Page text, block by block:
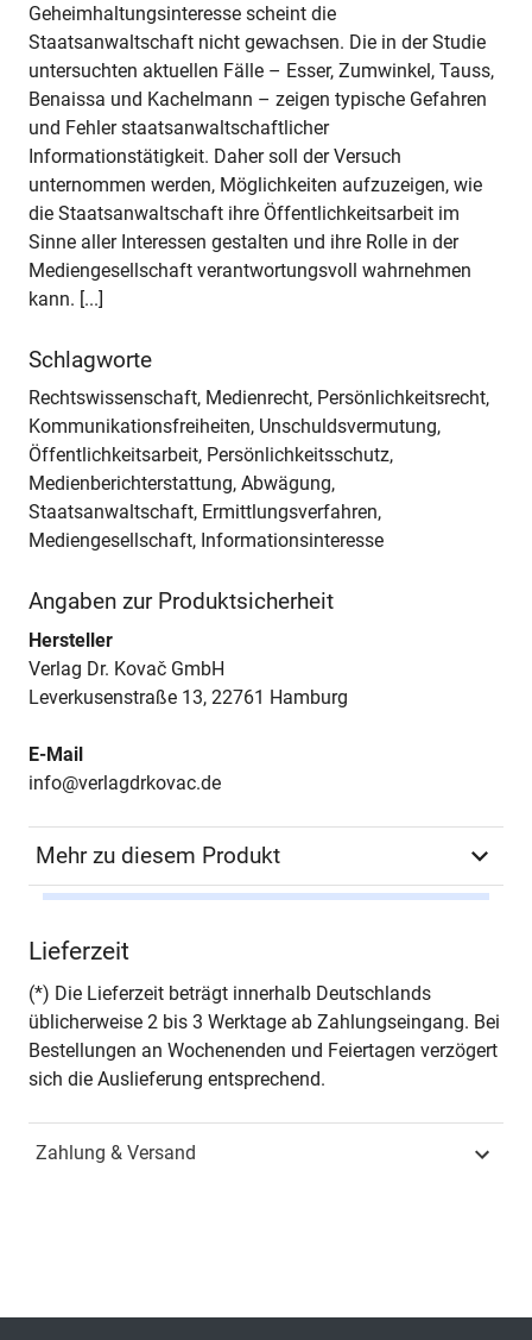
Geheimhaltungsinteresse scheint die
Staatsanwaltschaft nicht gewachsen. Die in der Studie
untersuchten aktuellen Fälle – Esser, Zumwinkel, Tauss,
Benaissa und Kachelmann – zeigen typische Gefahren
und Fehler staatsanwaltschaftlicher
Informationstätigkeit. Daher soll der Versuch
unternommen werden, Möglichkeiten aufzuzeigen, wie
die Staatsanwaltschaft ihre Öffentlichkeitsarbeit im
Sinne aller Interessen gestalten und ihre Rolle in der
Mediengesellschaft verantwortungsvoll wahrnehmen
kann. [...]
Schlagworte
Rechtswissenschaft, Medienrecht, Persönlichkeitsrecht,
Kommunikationsfreiheiten, Unschuldsvermutung,
Öffentlichkeitsarbeit, Persönlichkeitsschutz,
Medienberichterstattung, Abwägung,
Staatsanwaltschaft, Ermittlungsverfahren,
Mediengesellschaft, Informationsinteresse
Angaben zur Produktsicherheit
Hersteller
Verlag Dr. Kovač GmbH
Leverkusenstraße 13, 22761 Hamburg
E-Mail
info@verlagdrkovac.de
Mehr zu diesem Produkt
Seiten
Jahr Hamburg 2012
Fachdisziplin
Lieferzeit
(*) Die Lieferzeit beträgt innerhalb Deutschlands
üblicherweise 2 bis 3 Werktage ab Zahlungseingang. Bei
Bestellungen an Wochenenden und Feiertagen verzögert
sich die Auslieferung entsprechend.
Zahlung & Versand